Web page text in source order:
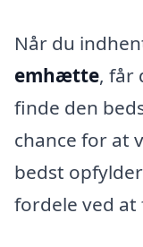
Når du
emhætte, får
finde den
chance for at
bedst
fordele ved